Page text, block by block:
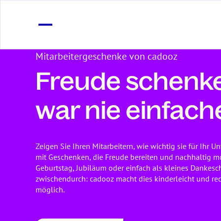
Mitarbeitergeschenke von cadooz
Freude
war nie
Zeigen Sie Ihren Mitarbeitern, wie wichtig sie für Ihr
mit Geschenken, die Freude bereiten und nachhaltig
Geburtstag, Jubiläum oder einfach als kleines
zwischendurch: cadooz macht dies kinderleicht und
möglich.